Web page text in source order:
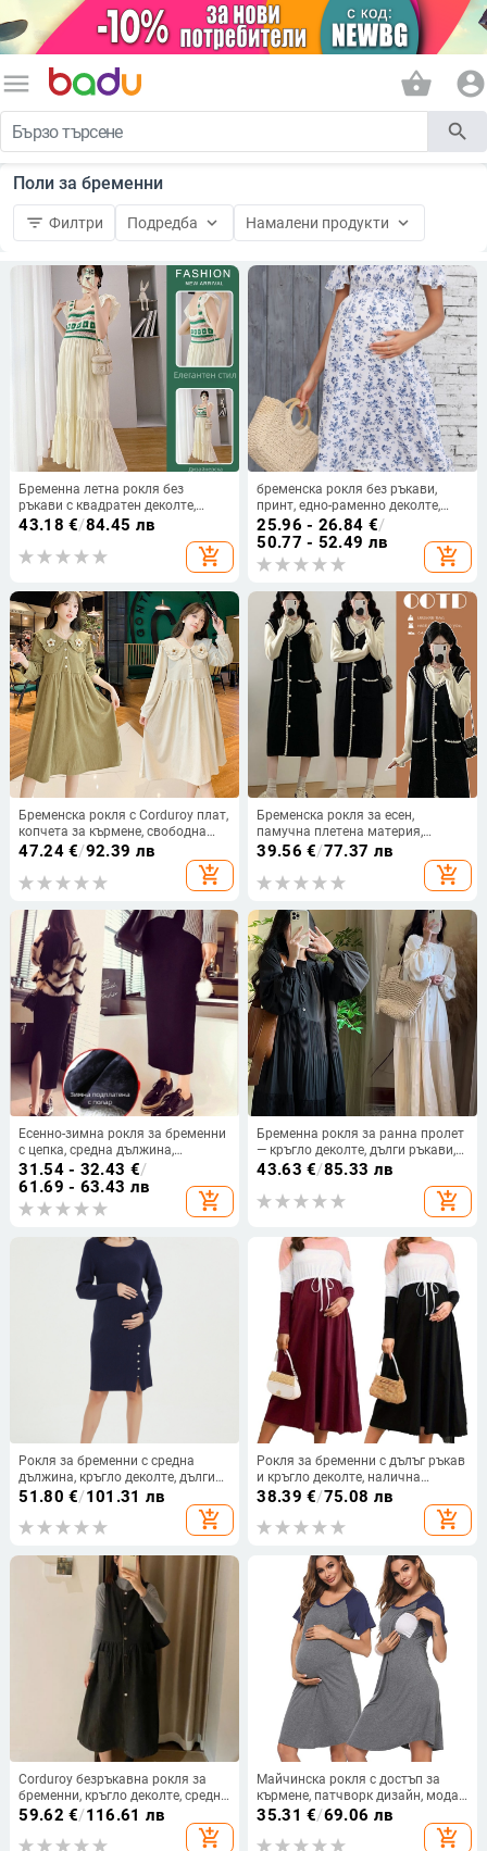
menu shopping_basket account_circle
search
Поли за бременни
filter_list Филтри Подредба keyboard_arrow_down Намалени продукти keyboard_arrow_down
Бременна летна рокля без
ръкави с квадратен деколте,
памук-смесен плат, midi дължина,
43.18 €/84.45 лв
add_shopping_cart
бременска рокля без ръкави,
принт, едно-раменно деколте,
дълга А-линия, полиестер 95%+,
лято 2025
25.96 - 26.84 €/
50.77 - 52.49 лв
add_shopping_cart
Бременска рокля с Corduroy плат,
копчета за кърмене, свободна
кройка, Midi A-line (Corduroy плат,
47.24€/92.39 лв
add_shopping_cart
Бременска рокля за есен,
памучна плетена материя,
кръгло деколте, без ръкави, мини
39.56 €/77.37 лв
add_shopping_cart
Есенно-зимна рокля за бременни
с цепка, средна дължина,
подкрепа за корема, подплата от
флийс, плътен трикотаж, тясно
прилепнал силует
31.54 - 32.43 €/
61.69 - 63.43 лв
add_shopping_cart
Бременна рокля за ранна пролет
— кръгло деколте, дълги ръкави,
полиестер, основна материя
едноцветна рокля
43.63 €/85.33 лв
add_shopping_cart
Рокля за бременни с средна
дължина, кръгло деколте, дълги
ръкави, плетена акрилова
материя (95%+), прилягащ силует
51.80 €/101.31 лв
add_shopping_cart
Рокля за бременни с дълъг ръкав
и кръгло деколте, налична
директно от фабриката, в цвят,
подходяща за бременни, подарък
за бременност, модна рокля
38.39 €/75.08 лв
add_shopping_cart
Corduroy безръкавна рокля за
бременни, кръгло деколте, средна
дължина, едноцветен модел,
59.62 €/116.61 лв
add_shopping_cart
Майчинска рокля с достъп за
кърмене, патчворк дизайн, модал
95%+, кръгло деколте, 3/4 ръкави
35.31 €/69.06 лв
add_shopping_cart